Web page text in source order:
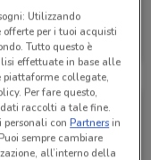
Utilizzando
per i tuoi acquisti
Tutto questo è
effettuate in base alle
collegate,
Per fare questo,
raccolti a tale fine.
personali conPartnersin
sempre cambiare
all’interno della